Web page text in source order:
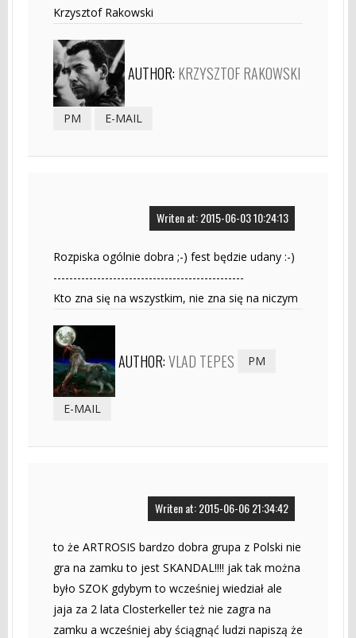
Krzysztof Rakowski
AUTHOR: KRZYSZTOF RAKOWSKI
PM E-MAIL
Writen at: 2015-06-03 10:24:13
Rozpiska ogólnie dobra ;-) fest będzie udany :-)
------------------------------------------------
Kto zna się na wszystkim, nie zna się na niczym
AUTHOR:VLAD TEPES PM
E-MAIL
Writen at: 2015-06-06 21:34:42
to że ARTROSIS bardzo dobra grupa z Polski nie
gra na zamku to jest SKANDAL!!!! jak tak można
było SZOK gdybym to wcześniej wiedział ale
jaja za 2 lata Closterkeller też nie zagra na
zamku a wcześniej aby ściągnąć ludzi napiszą że